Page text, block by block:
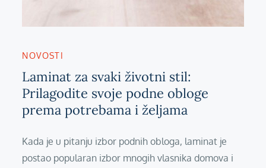
NOVOSTI
Laminat za svaki životni stil:
Prilagodite svoje podne obloge
prema potrebama i željama
Kada je u pitanju izbor podnih obloga, laminat je
postao popularan izbor mnogih vlasnika domova i